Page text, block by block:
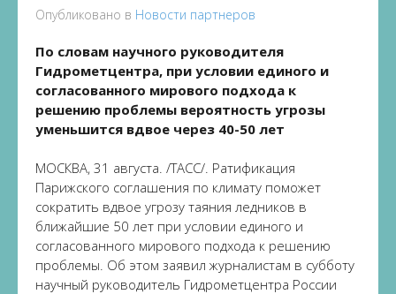
Опубликовано в Новости партнеров
По словам научного руководителя
Гидрометцентра, при условии единого и
согласованного мирового подхода к
решению проблемы вероятность угрозы
уменьшится вдвое через 40-50 лет
МОСКВА, 31 августа. /ТАСС/. Ратификация
Парижского соглашения по климату поможет
сократить вдвое угрозу таяния ледников в
ближайшие 50 лет при условии единого и
согласованного мирового подхода к решению
проблемы. Об этом заявил журналистам в субботу
научный руководитель Гидрометцентра России